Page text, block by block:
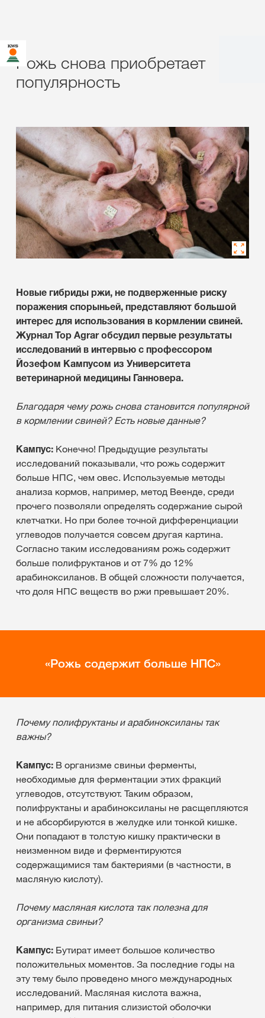
Рожь снова приобретает
популярность
Новые гибриды ржи, не подверженные риску
поражения спорыньей, представляют большой
интерес для использования в кормлении свиней.
Журнал Top Agrar обсудил первые результаты
исследований в интервью с профессором
Йозефом Кампусом из Университета
ветеринарной медицины Ганновера.
Благодаря чему рожь снова становится популярной
в кормлении свиней? Есть новые данные?
Кампус: Конечно! Предыдущие результаты
исследований показывали, что рожь содержит
больше НПС, чем овес. Используемые методы
анализа кормов, например, метод Веенде, среди
прочего позволяли определять содержание сырой
клетчатки. Но при более точной дифференциации
углеводов получается совсем другая картина.
Согласно таким исследованиям рожь содержит
больше полифруктанов и от 7% до 12%
арабиноксиланов. В общей сложности получается,
что доля НПС веществ во ржи превышает 20%.
Рожь содержит больше НПС
Почему полифруктаны и арабиноксиланы так
важны?
Кампус: В организме свиньи ферменты,
необходимые для ферментации этих фракций
углеводов, отсутствуют. Таким образом,
полифруктаны и арабиноксиланы не расщепляются
и не абсорбируются в желудке или тонкой кишке.
Они попадают в толстую кишку практически в
неизменном виде и ферментируются
содержащимися там бактериями (в частности, в
масляную кислоту).
Почему масляная кислота так полезна для
организма свиньи?
Кампус: Бутират имеет большое количество
положительных моментов. За последние годы на
эту тему было проведено много международных
исследований. Масляная кислота важна,
например, для питания слизистой оболочки